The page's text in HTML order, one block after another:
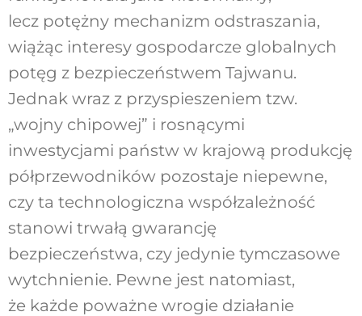
lecz potężny mechanizm odstraszania,
wiążąc interesy gospodarcze globalnych
potęg z bezpieczeństwem Tajwanu.
Jednak wraz z przyspieszeniem tzw.
„wojny chipowej” i rosnącymi
inwestycjami państw w krajową produkcję
półprzewodników pozostaje niepewne,
czy ta technologiczna współzależność
stanowi trwałą gwarancję
bezpieczeństwa, czy jedynie tymczasowe
wytchnienie. Pewne jest natomiast,
że każde poważne wrogie działanie